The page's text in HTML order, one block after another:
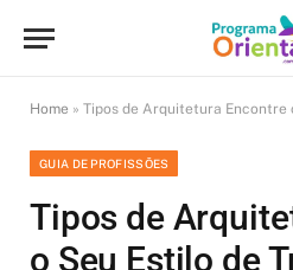
Home » Tipos de Arquitetura Encontre
GUIA DE PROFISSÕES
Tipos de
o Seu Estilo de